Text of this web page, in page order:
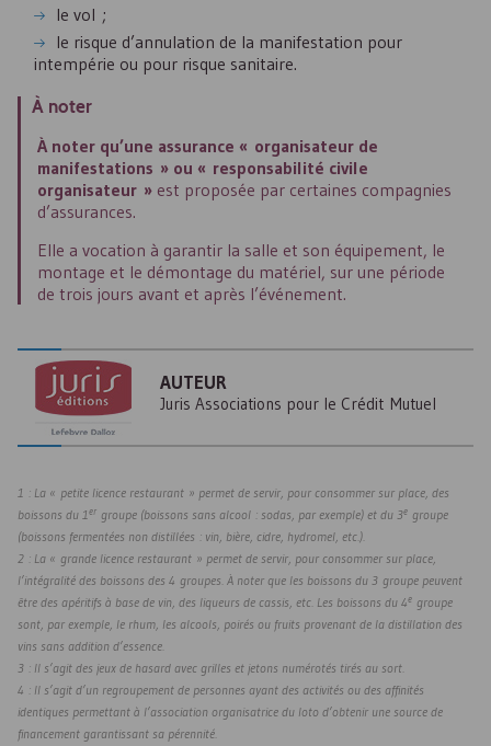
le vol ;
le risque d’annulation de la manifestation pour
intempérie ou pour risque sanitaire.
À noter
À noter qu’une assurance « organisateur de
manifestations » ou « responsabilité civile
organisateur » est proposée par certaines compagnies
d’assurances.
Elle a vocation à garantir la salle et son équipement, le
montage et le démontage du matériel, sur une période
de trois jours avant et après l’événement.
AUTEUR
Juris Associations pour le Crédit Mutuel
1 : La « petite licence restaurant » permet de servir, pour consommer sur place, des
boissons du 1er groupe (boissons sans alcool : sodas, par exemple) et du 3e groupe
(boissons fermentées non distillées : vin, bière, cidre, hydromel, etc.).
2 : La « grande licence restaurant » permet de servir, pour consommer sur place,
l’intégralité des boissons des 4 groupes. À noter que les boissons du 3 groupe peuvent
être des apéritifs à base de vin, des liqueurs de cassis, etc. Les boissons du 4e groupe
sont, par exemple, le rhum, les alcools, poirés ou fruits provenant de la distillation des
vins sans addition d’essence.
3 : Il s’agit des jeux de hasard avec grilles et jetons numérotés tirés au sort.
4 : Il s’agit d’un regroupement de personnes ayant des activités ou des affinités
identiques permettant à l’association organisatrice du loto d’obtenir une source de
financement garantissant sa pérennité.